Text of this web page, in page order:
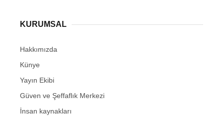
KURUMSAL
Hakkımızda
Künye
Yayın Ekibi
Güven ve Şeffaflık Merkezi
İnsan kaynakları